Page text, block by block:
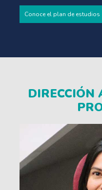
Conoce el plan de estudios
DIRECCIÓN